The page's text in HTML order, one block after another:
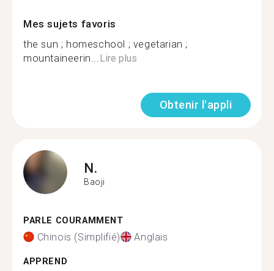
Mes sujets favoris
the sun ; homeschool ; vegetarian ;
mountaineerin...Lire plus
Obtenir l'appli
N.
Baoji
PARLE COURAMMENT
Chinois (Simplifié) Anglais
APPREND